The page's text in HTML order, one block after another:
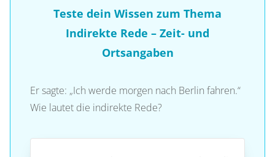
Teste dein Wissen zum Thema
Indirekte Rede – Zeit- und
Ortsangaben
Er sagte: „Ich werde morgen nach Berlin fahren.“
Wie lautet die indirekte Rede?